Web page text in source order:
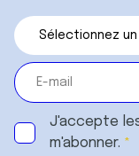
J'accepte
m'abonner.